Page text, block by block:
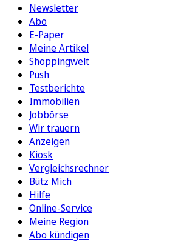
Newsletter
Abo
E-Paper
Meine Artikel
Shoppingwelt
Push
Testberichte
Immobilien
Jobbörse
Wir trauern
Anzeigen
Kiosk
Vergleichsrechner
Bütz Mich
Hilfe
Online-Service
Meine Region
Abo kündigen